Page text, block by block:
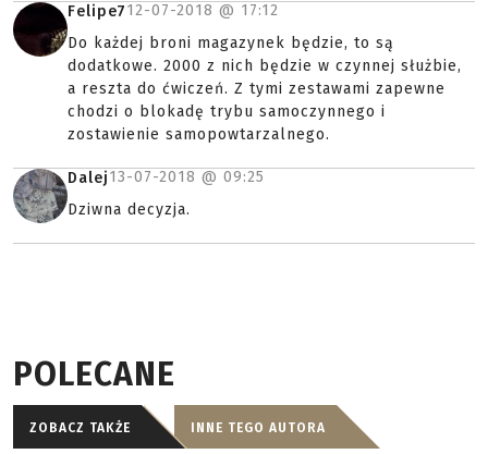
Felipe712-07-2018 @ 17:12
Do każdej broni magazynek będzie, to są
dodatkowe. 2000 z nich będzie w czynnej służbie,
a reszta do ćwiczeń. Z tymi zestawami zapewne
chodzi o blokadę trybu samoczynnego i
zostawienie samopowtarzalnego.
Dalej13-07-2018 @ 09:25
Dziwna decyzja.
POLECANE
ZOBACZ TAKŻE INNE TEGO AUTORA